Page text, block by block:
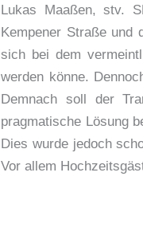
Lukas Maaßen, stv.
Kempener Straße und
sich bei dem
werden könne.
Demnach soll der
pragmatische Lösung
Dies wurde jedoch
Vor allem